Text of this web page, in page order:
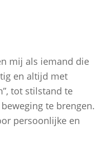
mij als iemand die
en altijd met
tot stilstand te
te brengen.
persoonlijke en